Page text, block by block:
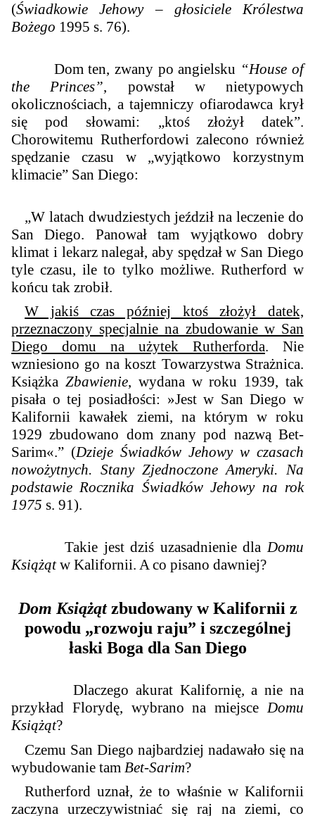
(Świadkowie Jehowy – głosiciele Królestwa
Bożego 1995 s. 76).
Dom ten, zwany po angielsku “House of
the Princes”, powstał w nietypowych
okolicznościach, a tajemniczy ofiarodawca krył
się pod słowami: „ktoś złożył datek”.
Chorowitemu Rutherfordowi zalecono również
spędzanie czasu w „wyjątkowo korzystnym
klimacie” San Diego:
„W latach dwudziestych jeździł na leczenie do
San Diego. Panował tam wyjątkowo dobry
klimat i lekarz nalegał, aby spędzał w San Diego
tyle czasu, ile to tylko możliwe. Rutherford w
końcu tak zrobił.
W jakiś czas później ktoś złożył datek,
przeznaczony specjalnie na zbudowanie w San
Diego domu na użytek Rutherforda. Nie
wzniesiono go na koszt Towarzystwa Strażnica.
Książka Zbawienie, wydana w roku 1939, tak
pisała o tej posiadłości: »Jest w San Diego w
Kalifornii kawałek ziemi, na którym w roku
1929 zbudowano dom znany pod nazwą Bet-
Sarim«.” (Dzieje Świadków Jehowy w czasach
nowożytnych. Stany Zjednoczone Ameryki. Na
podstawie Rocznika Świadków Jehowy na rok
1975 s. 91).
Takie jest dziś uzasadnienie dlaDomu
Książątw Kalifornii. A co pisano dawniej?
Dom Książątzbudowany w Kalifornii z
powodu „rozwoju raju” i szczególnej
łaski Boga dla San Diego
Dlaczego akurat Kalifornię, a nie na
przykład Florydę, wybrano na miejsceDomu
Książąt?
Czemu San Diego najbardziej nadawało się na
wybudowanie tamBet-Sarim?
Rutherford uznał, że to właśnie w Kalifornii
zaczyna urzeczywistniać się raj na ziemi, co